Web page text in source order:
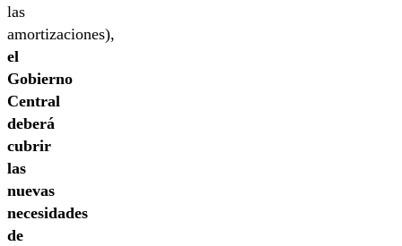
las
amortizaciones),
el
Gobierno
Central
deberá
cubrir
las
nuevas
necesidades
de